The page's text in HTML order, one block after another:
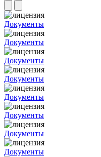
Документы
Документы
Документы
Документы
Документы
Документы
Документы
Документы